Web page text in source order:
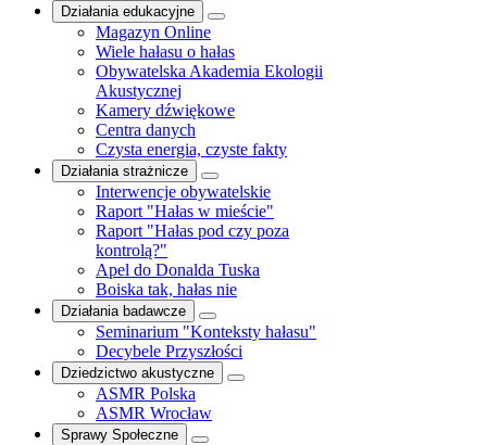
Działania edukacyjne
Magazyn Online
Wiele hałasu o hałas
Obywatelska Akademia Ekologii
Akustycznej
Kamery dźwiękowe
Centra danych
Czysta energia, czyste fakty
Działania strażnicze
Interwencje obywatelskie
Raport "Hałas w mieście"
Raport "Hałas pod czy poza
kontrolą?"
Apel do Donalda Tuska
Boiska tak, hałas nie
Działania badawcze
Seminarium "Konteksty hałasu"
Decybele Przyszłości
Dziedzictwo akustyczne
ASMR Polska
ASMR Wrocław
Sprawy Społeczne